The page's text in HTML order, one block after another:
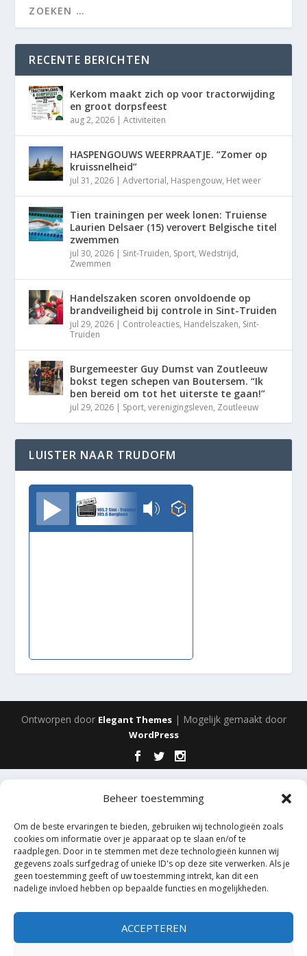
Beheer toestemming
Om de beste ervaringen te bieden, gebruiken wij technologieën zoals
cookies om informatie over je apparaat op te slaan en/of te
raadplegen. Door in te stemmen met deze technologieën kunnen wij
gegevens zoals surfgedrag of unieke ID's op deze site verwerken. Als je
geen toestemming geeft of uw toestemming intrekt, kan dit een
nadelige invloed hebben op bepaalde functies en mogelijkheden.
ACCEPTEREN
RECENTE BERICHTEN
Kerkom maakt zich op voor tractorwijding
en groot dorpsfeest
aug 2, 2026 |Activiteiten
HASPENGOUWS WEERPRAATJE. “Zomer op
kruissnelheid”
jul 31, 2026 |Advertorial, Haspengouw, Het weer
Tien trainingen per week lonen: Truiense
Laurien Delsaer (15) verovert Belgische titel
zwemmen
jul 30, 2026 | Sint-Truiden, Sport,Wedstrijd,
Zwemmen
Handelszaken scoren onvoldoende op
brandveiligheid bij controle in Sint-Truiden
jul 29, 2026 | Controleacties, Handelszaken, Sint-
Truiden
Burgemeester Guy Dumst van Zoutleeuw
bokst tegen schepen van Boutersem. “Ik
ben bereid om tot het uiterste te gaan!”
jul 29, 2026 | Sport,verenigingsleven, Zoutleeuw
LUISTER NAAR TRUDOFM
TrudoFM
Ontworpen door Elegant Themes| Mogelijk gemaakt door
WordPress